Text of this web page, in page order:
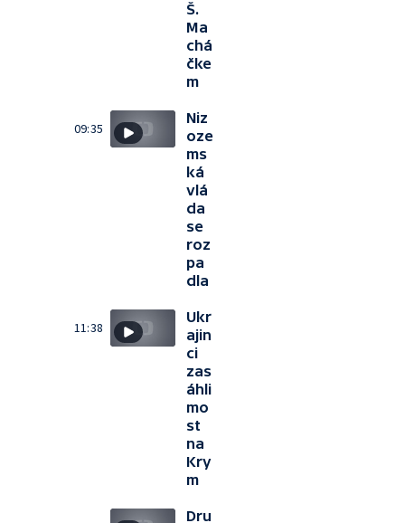
Š.
Ma
chá
čke
m
09:35
Niz
oze
ms
ká
vlá
da
se
roz
pa
dla
11:38
Ukr
ajin
ci
zas
áhli
mo
st
na
Kry
m
Dru